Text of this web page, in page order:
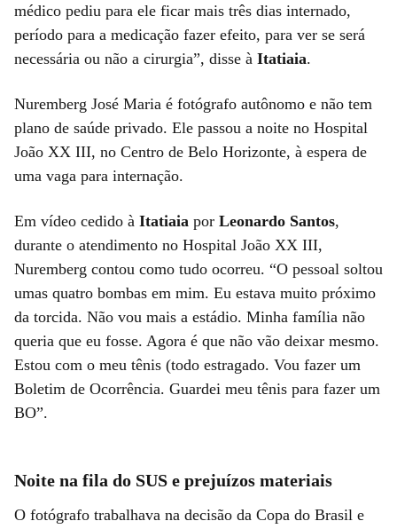
médico pediu para ele ficar mais três dias internado,
período para a medicação fazer efeito, para ver se será
necessária ou não a cirurgia”, disse à Itatiaia.
Nuremberg José Maria é fotógrafo autônomo e não tem
plano de saúde privado. Ele passou a noite no Hospital
João XX III, no Centro de Belo Horizonte, à espera de
uma vaga para internação.
Em vídeo cedido à Itatiaia por Leonardo Santos,
durante o atendimento no Hospital João XX III,
Nuremberg contou como tudo ocorreu. “O pessoal soltou
umas quatro bombas em mim. Eu estava muito próximo
da torcida. Não vou mais a estádio. Minha família não
queria que eu fosse. Agora é que não vão deixar mesmo.
Estou com o meu tênis (todo estragado. Vou fazer um
Boletim de Ocorrência. Guardei meu tênis para fazer um
BO”.
Noite na fila do SUS e prejuízos materiais
O fotógrafo trabalhava na decisão da Copa do Brasil e